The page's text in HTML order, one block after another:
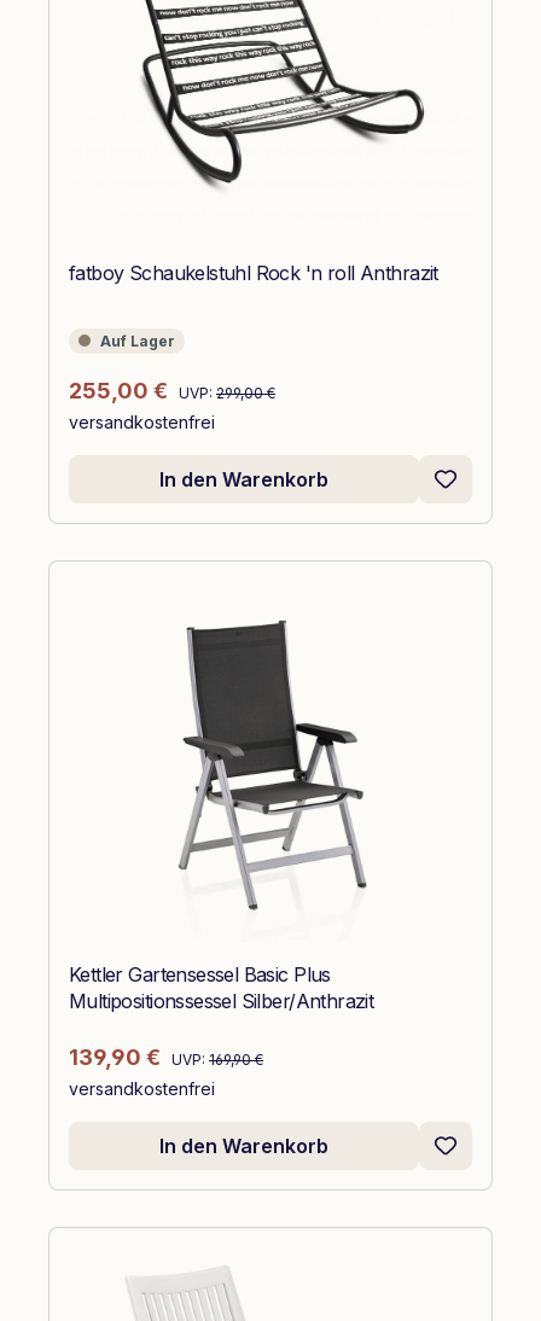
fatboy Schaukelstuhl Rock 'n roll Anthrazit
Auf Lager
Auf Lager
Verkaufspreis:
255,00 € Regulärer Preis:
UVP: 299,00 €
versandkostenfrei
In den Warenkorb
Kettler Gartensessel Basic Plus
Multipositionssessel Silber/Anthrazit
Verkaufspreis:
139,90 € Regulärer Preis:
UVP: 169,90 €
versandkostenfrei
In den Warenkorb